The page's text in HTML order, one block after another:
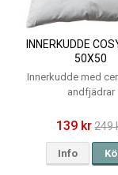
INNERKUDDE
50X50
Innerkudde med
andfjädrar
139 kr 249
Info